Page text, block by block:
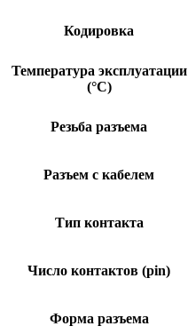
Кодировка
Температура эксплуатации
(°C)
Резьба разъема
Разъем с кабелем
Тип контакта
Число контактов (pin)
Форма разъема